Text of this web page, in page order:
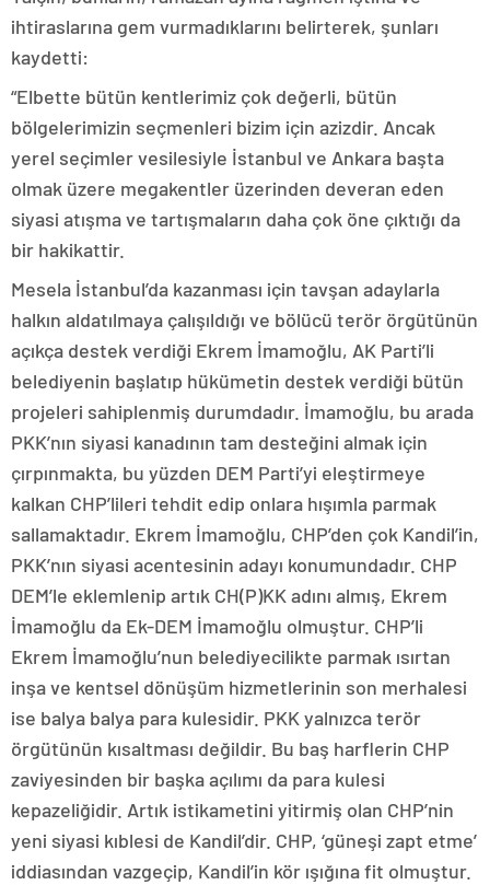
ihtiraslarına gem vurmadıklarını belirterek, şunları
kaydetti:
“Elbette bütün kentlerimiz çok değerli, bütün
bölgelerimizin seçmenleri bizim için azizdir. Ancak
yerel seçimler vesilesiyle İstanbul ve Ankara başta
olmak üzere megakentler üzerinden deveran eden
siyasi atışma ve tartışmaların daha çok öne çıktığı da
bir hakikattir.
Mesela İstanbul’da kazanması için tavşan adaylarla
halkın aldatılmaya çalışıldığı ve bölücü terör örgütünün
açıkça destek verdiği Ekrem İmamoğlu, AK Parti’li
belediyenin başlatıp hükümetin destek verdiği bütün
projeleri sahiplenmiş durumdadır. İmamoğlu, bu arada
PKK’nın siyasi kanadının tam desteğini almak için
çırpınmakta, bu yüzden DEM Parti’yi eleştirmeye
kalkan CHP’lileri tehdit edip onlara hışımla parmak
sallamaktadır. Ekrem İmamoğlu, CHP’den çok Kandil’in,
PKK’nın siyasi acentesinin adayı konumundadır. CHP
DEM’le eklemlenip artık CH(P)KK adını almış, Ekrem
İmamoğlu da Ek-DEM İmamoğlu olmuştur. CHP’li
Ekrem İmamoğlu’nun belediyecilikte parmak ısırtan
inşa ve kentsel dönüşüm hizmetlerinin son merhalesi
ise balya balya para kulesidir. PKK yalnızca terör
örgütünün kısaltması değildir. Bu baş harflerin CHP
zaviyesinden bir başka açılımı da para kulesi
kepazeliğidir. Artık istikametini yitirmiş olan CHP’nin
yeni siyasi kıblesi de Kandil’dir. CHP, ‘güneşi zapt etme’
iddiasından vazgeçip, Kandil’in kör ışığına fit olmuştur.